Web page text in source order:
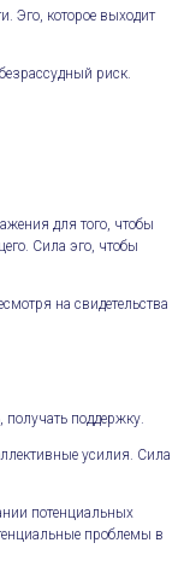
Эго, которое выходит
риск.
для того, чтобы
Сила эго, чтобы
на свидетельства
поддержку.
усилия. Сила
потенциальных
проблемы в